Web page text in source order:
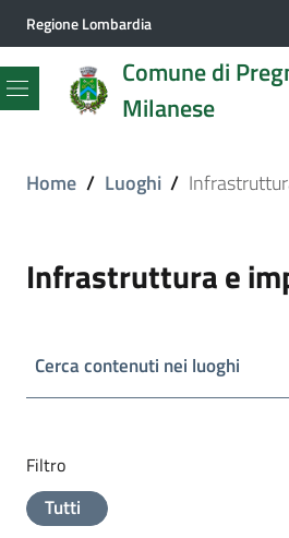
Regione Lombardia
Comune di
Milanese
Menu
Home / Luoghi /
Infrastruttura e
Cerca contenuti nei luoghi
Filtro
Tutti